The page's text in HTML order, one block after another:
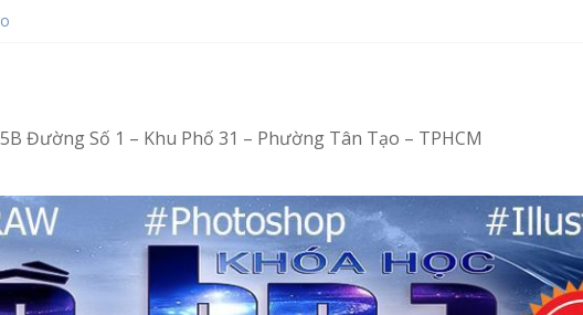
– Vi tính văn phòng cấp tốc
– Tin học văn phòng cấp tốc
Đường Số 1 – Khu Phố 31 – Phường Tân Tạo – TPHCM